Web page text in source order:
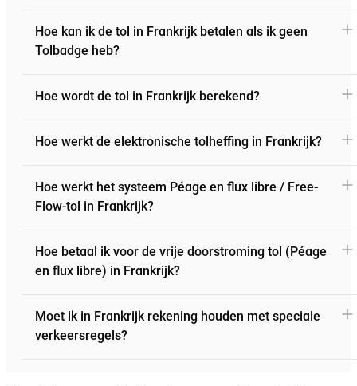
Hoe kan ik de tol in Frankrijk betalen als ik geen
Tolbadge heb?
Hoe wordt de tol in Frankrijk berekend?
Hoe werkt de elektronische tolheffing in Frankrijk?
Hoe werkt het systeem Péage en flux libre / Free-
Flow-tol in Frankrijk?
Hoe betaal ik voor de vrije doorstroming tol (Péage
en flux libre) in Frankrijk?
Moet ik in Frankrijk rekening houden met speciale
verkeersregels?